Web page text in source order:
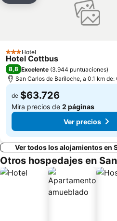
3 Estrellas
Hotel
Hotel Cottbus
8,8 Excelente (3.944 puntuaciones)
San Carlos de Bariloche, a 0.1 km
de $63.726
Mira precios de 2 páginas
Ver precios
Ver todos los alojamientos en
Otros hospedajes en